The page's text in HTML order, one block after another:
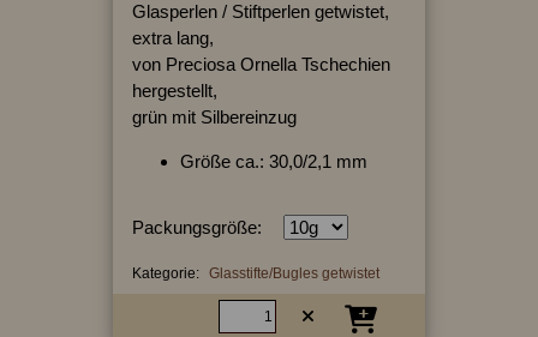
Glasperlen / Stiftperlen getwistet,
extra lang,
von Preciosa Ornella Tschechien
hergestellt,
grün mit Silbereinzug
Größe ca.: 30,0/2,1 mm
Packungsgröße:
Kategorie: Glasstifte/Bugles getwistet